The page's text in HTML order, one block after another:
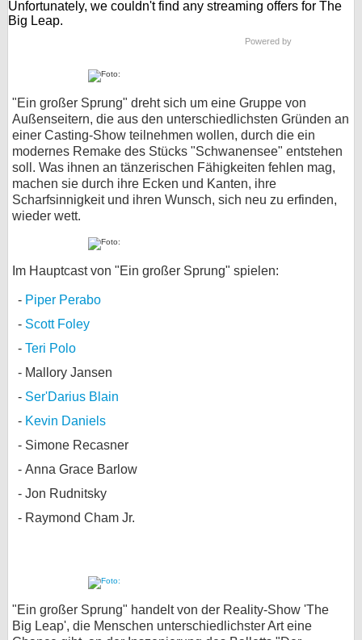
Powered by
"Ein großer Sprung" dreht sich um eine Gruppe von
Außenseitern, die aus den unterschiedlichsten Gründen an
einer Casting-Show teilnehmen wollen, durch die ein
modernes Remake des Stücks "Schwanensee" entstehen
soll. Was ihnen an tänzerischen Fähigkeiten fehlen mag,
machen sie durch ihre Ecken und Kanten, ihre
Scharfsinnigkeit und ihren Wunsch, sich neu zu erfinden,
wieder wett.
Im Hauptcast von "Ein großer Sprung" spielen:
Piper Perabo
Scott Foley
Teri Polo
Mallory Jansen
Ser'Darius Blain
Kevin Daniels
Simone Recasner
Anna Grace Barlow
Jon Rudnitsky
Raymond Cham Jr.
"Ein großer Sprung" handelt von der Reality-Show 'The
Big Leap', die Menschen unterschiedlichster Art eine